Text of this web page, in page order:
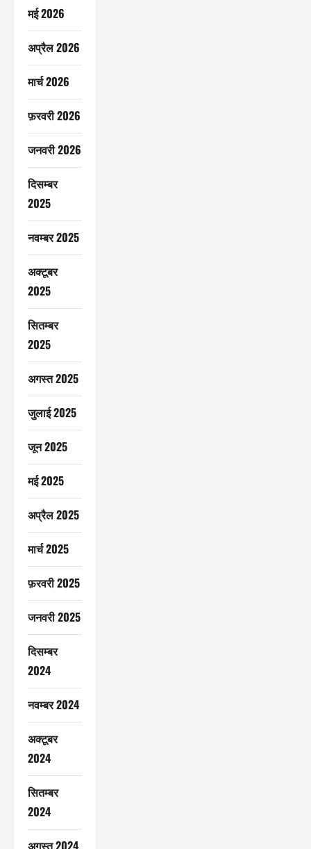
मई 2026
अप्रैल 2026
मार्च 2026
फ़रवरी 2026
जनवरी 2026
दिसम्बर
2025
नवम्बर 2025
अक्टूबर
2025
सितम्बर
2025
अगस्त 2025
जुलाई 2025
जून 2025
मई 2025
अप्रैल 2025
मार्च 2025
फ़रवरी 2025
जनवरी 2025
दिसम्बर
2024
नवम्बर 2024
अक्टूबर
2024
सितम्बर
2024